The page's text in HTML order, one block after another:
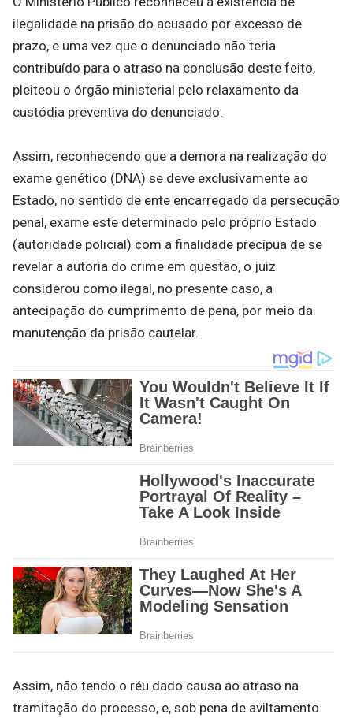
ilegalidade na prisão do acusado por excesso de
prazo, e uma vez que o denunciado não teria
contribuído para o atraso na conclusão deste feito,
pleiteou o órgão ministerial pelo relaxamento da
custódia preventiva do denunciado.
Assim, reconhecendo que a demora na realização do
exame genético (DNA) se deve exclusivamente ao
Estado, no sentido de ente encarregado da persecução
penal, exame este determinado pelo próprio Estado
(autoridade policial) com a finalidade precípua de se
revelar a autoria do crime em questão, o juiz
considerou como ilegal, no presente caso, a
antecipação do cumprimento de pena, por meio da
manutenção da prisão cautelar.
Assim, não tendo o réu dado causa ao atraso na
tramitação do processo, e, sob pena de aviltamento